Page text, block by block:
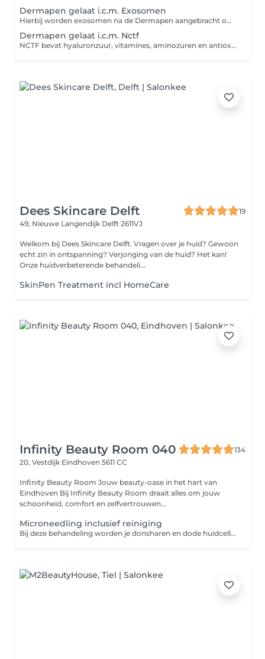
Dermapen gelaat i.c.m. Exosomen
Hierbij worden exosomen na de Dermapen aangebracht om het huidherstel te ondersteunen en de huidvernieuwing te stimuleren. Exosomen bevatten groeifactoren en signaalstoffen die de huid helpen bij herstel, collageenaanmaak en verbetering van de huidstructuur. Ideaal voor een doffere huid, fijne lijntjes, littekens en een egalere, stralende teint.
Dermapen gelaat i.c.m. Nctf
NCTF bevat hyaluronzuur, vitamines, aminozuren en antioxidanten die de huid intens hydrateren, de huidkwaliteit verbeteren en fijne lijntjes en een doffe teint helpen verminderen.
Dees Skincare Delft
19
49, Nieuwe Langendijk Delft 2611VJ
Welkom bij Dees Skincare Delft. Vragen over je huid? Gewoon
echt zin in ontspanning? Verjonging van de huid? Het kan!
Onze huidverbeterende behandeli...
SkinPen Treatment incl HomeCare
Infinity Beauty Room 040
134
20, Vestdijk Eindhoven 5611 CC
Infinity Beauty Room Jouw beauty-oase in het hart van
Eindhoven Bij Infinity Beauty Room draait alles om jouw
schoonheid, comfort en zelfvertrouwen...
Microneedling inclusief reiniging
Bij deze behandeling worden je donsharen en dode huidcellen verwijderd van je gezicht met een speciale scalpel voor dermaplanning. Het mesje schraapt alle dode huidcellen en donsharen weg, waardoor je een zachte en gladde huid krijgt met een heldere teint.